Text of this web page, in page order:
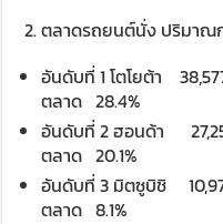
ตลาดรถยนต์นั่ง ปริมาณก
อันดับที่ 1 โตโยต้า
ตลาด 28.4%
อันดับที่ 2 ฮอนด้า
ตลาด 20.1%
อันดับที่ 3 มิตซูบิชิ
ตลาด 8.1%